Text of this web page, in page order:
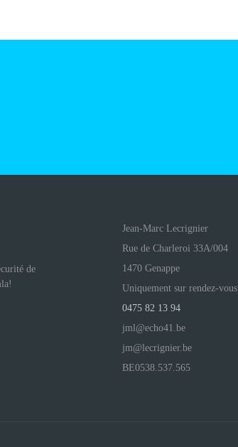
de
Jean-Marc Lecrignier
Rue de Charleroi 33A/004
1470 Genappe
Uniquement sur rendez-vous
0475 82 13 94
jml@echo41.be
jm@lecrignier.be
BE0538.537.565